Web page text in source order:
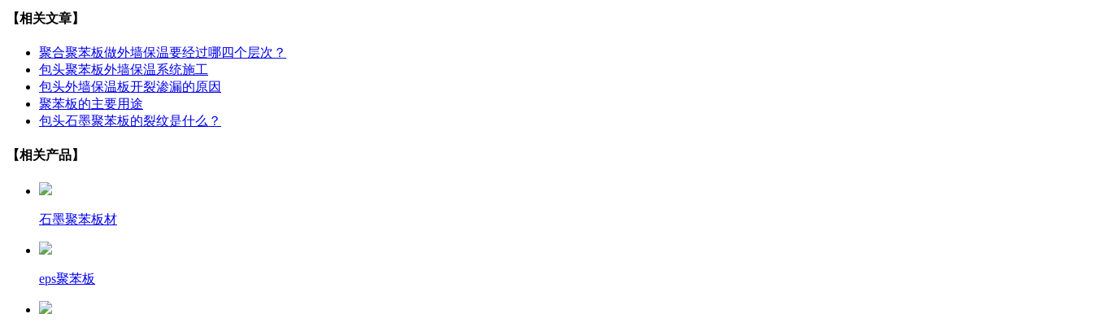
【相关文章】
聚合聚苯板做外墙保温要经过哪四个层次？
包头聚苯板外墙保温系统施工
包头外墙保温板开裂渗漏的原因
聚苯板的主要用途
包头石墨聚苯板的裂纹是什么？
【相关产品】
石墨聚苯板材
eps聚苯板